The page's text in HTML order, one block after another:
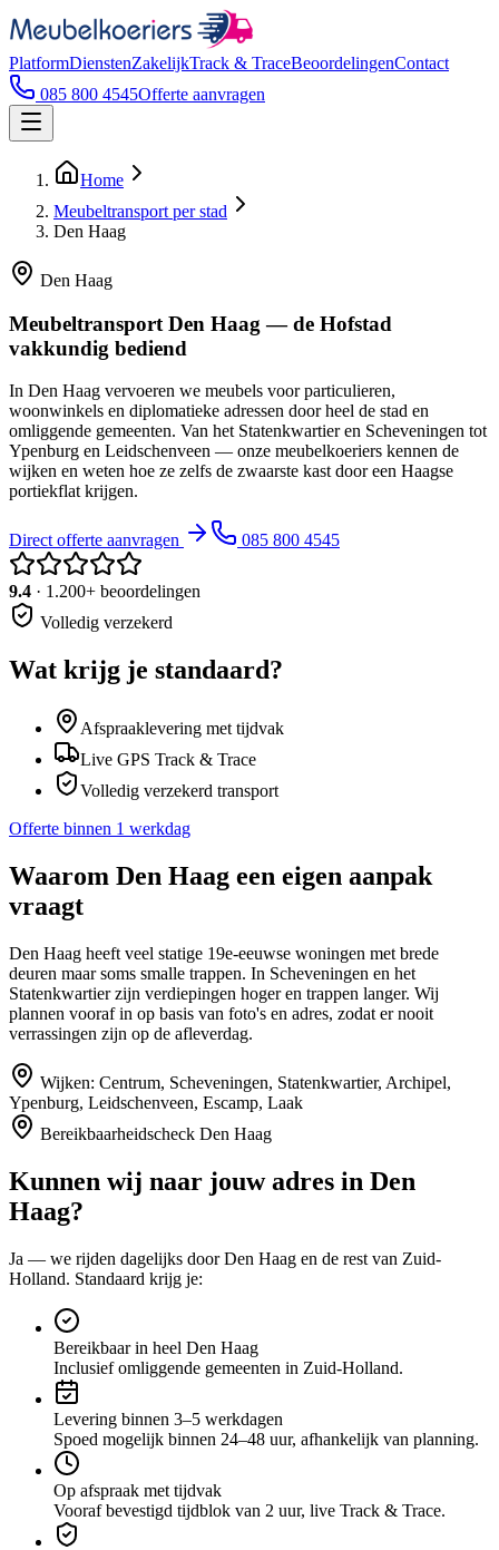
PlatformDienstenZakelijkTrack & TraceBeoordelingenContact
085 800 4545Offerte aanvragen
Home
Meubeltransport per stad
Den Haag
Den Haag
Meubeltransport Den Haag — de Hofstad
vakkundig bediend
In Den Haag vervoeren we meubels voor particulieren,
woonwinkels en diplomatieke adressen door heel de stad en
omliggende gemeenten. Van het Statenkwartier en Scheveningen tot
Ypenburg en Leidschenveen — onze meubelkoeriers kennen de
wijken en weten hoe ze zelfs de zwaarste kast door een Haagse
portiekflat krijgen.
Direct offerte aanvragen 085 800 4545
9.4 · 1.200+ beoordelingen
Volledig verzekerd
Wat krijg je standaard?
Afspraaklevering met tijdvak
Live GPS Track & Trace
Volledig verzekerd transport
Offerte binnen 1 werkdag
Waarom Den Haag een eigen aanpak
vraagt
Den Haag heeft veel statige 19e-eeuwse woningen met brede
deuren maar soms smalle trappen. In Scheveningen en het
Statenkwartier zijn verdiepingen hoger en trappen langer. Wij
plannen vooraf in op basis van foto's en adres, zodat er nooit
verrassingen zijn op de afleverdag.
Wijken: Centrum, Scheveningen, Statenkwartier, Archipel,
Ypenburg, Leidschenveen, Escamp, Laak
Bereikbaarheidscheck Den Haag
Kunnen wij naar jouw adres in Den
Haag?
Ja — we rijden dagelijks doorDen Haag en de rest van Zuid-
Holland. Standaard krijg je:
Bereikbaar in heel Den Haag
Inclusief omliggende gemeenten in Zuid-Holland.
Levering binnen 3–5 werkdagen
Spoed mogelijk binnen 24–48 uur, afhankelijk van planning.
Op afspraak met tijdvak
Vooraf bevestigd tijdblok van 2 uur, live Track & Trace.